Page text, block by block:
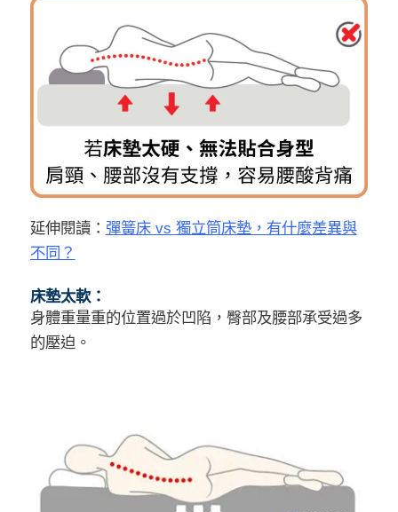
延伸閱讀： 彈簧床 vs 獨立筒床墊，有什麼差異與
不同？
床墊太軟：
身體重量重的位置過於凹陷，臀部及腰部承受過多
的壓迫。